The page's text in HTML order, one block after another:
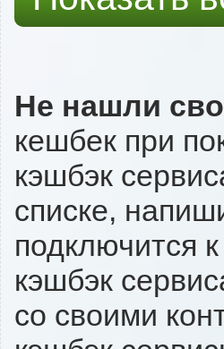
Не нашли
кешбек при
кэшбэк
списке,
подключится
кэшбэк
со своими